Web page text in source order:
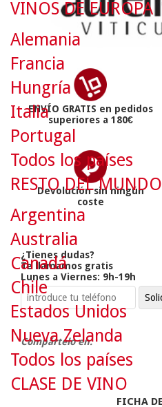
ENVÍO GRATIS en pedidos
superiores a 180€
Devolución sin ningún
coste
¿Tienes dudas?
Te llamamos gratis
Lunes a Viernes: 9h-19h
Compártelo en:
FICHA
VINOS DE EUROPA
Alemania
Francia
Hungría
Italia
Portugal
Todos los países
RESTO DEL MUNDO
Argentina
Australia
Canadá
Chile
Estados Unidos
Nueva Zelanda
Todos los países
CLASE DE VINO